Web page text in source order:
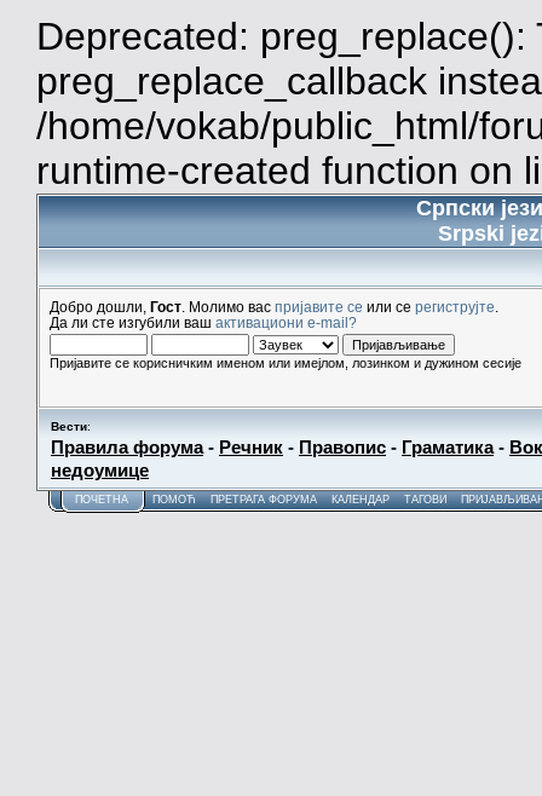
Deprecated:
preg_replace_callback
/home/vokab/public_html/
runtime-created function on
Српски
Srpski
Добро дошли, Гост . Молимо вас пријавите се или се региструјте
Да ли сте изгубили ваш активациони e-mail?
Пријавите се корисничким именом или имејлом, лозинком и дужином сесије
Вести:
Правила форума- Речник - Правопис - Граматика-
недоумице
ПОЧЕТНА ПОМОЋ ПРЕТРАГА ФОРУМА КАЛЕНДАР ТАГОВИ